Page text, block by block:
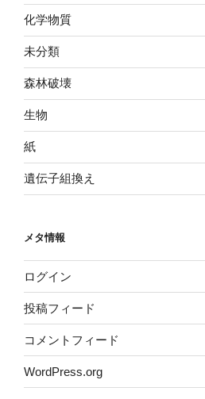
化学物質
未分類
森林破壊
生物
紙
遺伝子組換え
メタ情報
ログイン
投稿フィード
コメントフィード
WordPress.org